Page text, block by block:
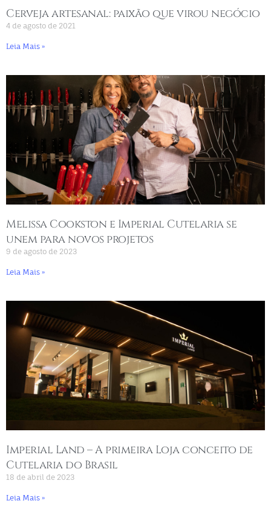
Cerveja artesanal: paixão que virou negócio
4 de agosto de 2021
Leia Mais »
Melissa Cookston e Imperial Cutelaria se
unem para novos projetos
9 de agosto de 2023
Leia Mais »
Imperial Land – A primeira Loja conceito de
Cutelaria do Brasil
18 de abril de 2023
Leia Mais »